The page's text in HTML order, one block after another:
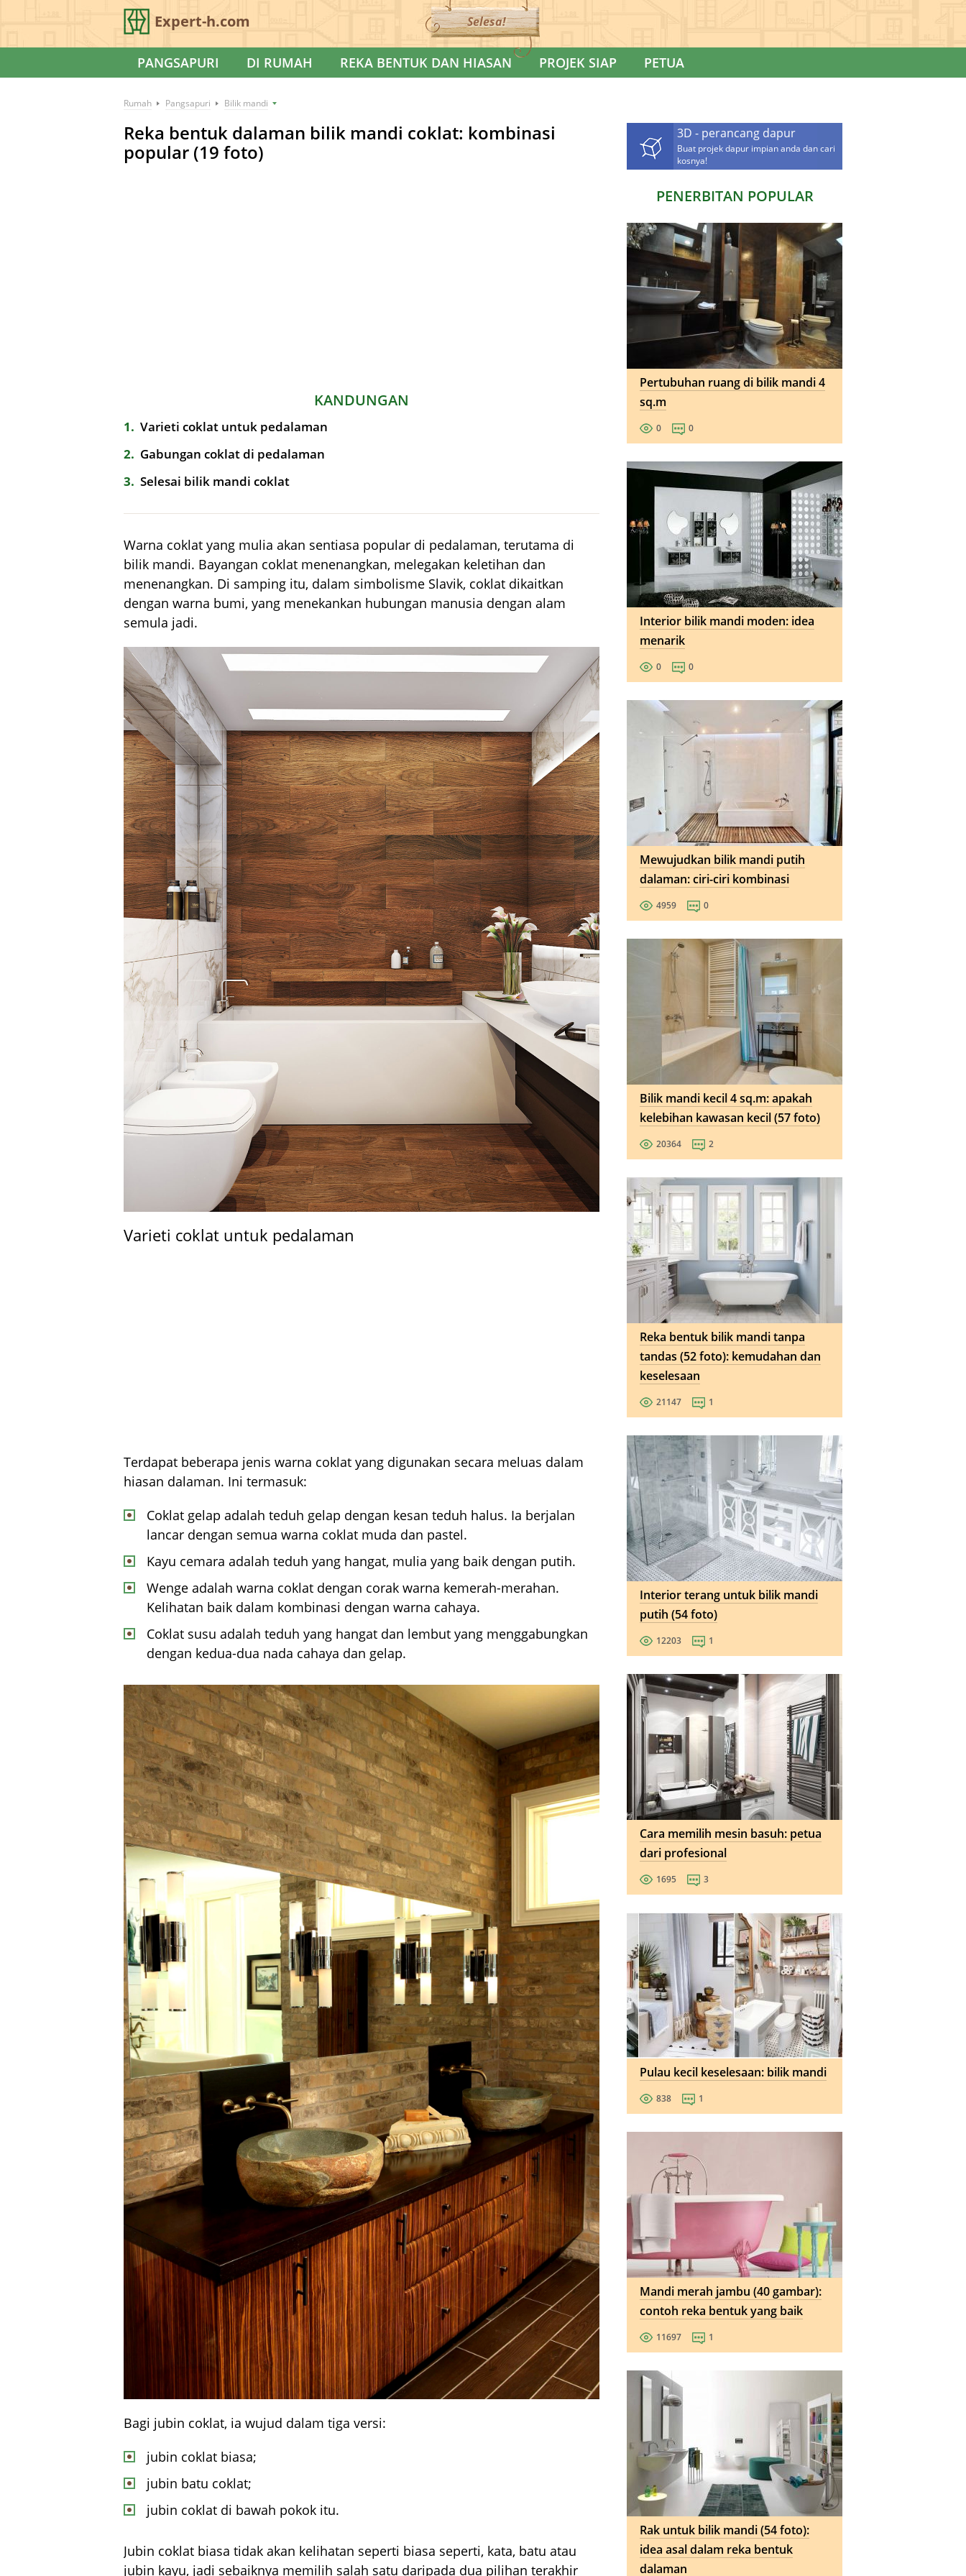
Expert-h.com Selesa!
PANGSAPURI DI RUMAH REKA BENTUK DAN HIASAN PROJEK SIAP PETUA
Rumah Pangsapuri Bilik mandi
Reka bentuk dalaman bilik mandi coklat: kombinasi
popular (19 foto)
KANDUNGAN
1
Varieti coklat untuk pedalaman
2
Gabungan coklat di pedalaman
3
Selesai bilik mandi coklat
Warna coklat yang mulia akan sentiasa popular di pedalaman, terutama di
bilik mandi. Bayangan coklat menenangkan, melegakan keletihan dan
menenangkan. Di samping itu, dalam simbolisme Slavik, coklat dikaitkan
dengan warna bumi, yang menekankan hubungan manusia dengan alam
semula jadi.
Varieti coklat untuk pedalaman
Terdapat beberapa jenis warna coklat yang digunakan secara meluas dalam
hiasan dalaman. Ini termasuk:
Coklat gelap adalah teduh gelap dengan kesan teduh halus. Ia berjalan
lancar dengan semua warna coklat muda dan pastel.
Kayu cemara adalah teduh yang hangat, mulia yang baik dengan putih.
Wenge adalah warna coklat dengan corak warna kemerah-merahan.
Kelihatan baik dalam kombinasi dengan warna cahaya.
Coklat susu adalah teduh yang hangat dan lembut yang menggabungkan
dengan kedua-dua nada cahaya dan gelap.
Bagi jubin coklat, ia wujud dalam tiga versi:
jubin coklat biasa;
jubin batu coklat;
jubin coklat di bawah pokok itu.
Jubin coklat biasa tidak akan kelihatan seperti biasa seperti, kata, batu atau
jubin kayu, jadi sebaiknya memilih salah satu daripada dua pilihan terakhir
3D - perancang dapur
Buat projek dapur impian anda dan cari
kosnya!
PENERBITAN POPULAR
Pertubuhan ruang di bilik mandi 4
sq.m
0 0
Interior bilik mandi moden: idea
menarik
0 0
Mewujudkan bilik mandi putih
dalaman: ciri-ciri kombinasi
4959 0
Bilik mandi kecil 4 sq.m: apakah
kelebihan kawasan kecil (57 foto)
20364 2
Reka bentuk bilik mandi tanpa
tandas (52 foto): kemudahan dan
keselesaan
21147 1
Interior terang untuk bilik mandi
putih (54 foto)
12203 1
Cara memilih mesin basuh: petua
dari profesional
1695 3
Pulau kecil keselesaan: bilik mandi
838 1
Mandi merah jambu (40 gambar):
contoh reka bentuk yang baik
11697 1
Rak untuk bilik mandi (54 foto):
idea asal dalam reka bentuk
dalaman